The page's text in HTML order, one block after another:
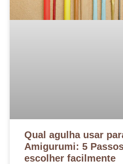
Qual agulha usar
Amigurumi: 5
escolher facilmente